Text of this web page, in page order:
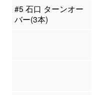
#5 石口 ターンオー
バー(3本)